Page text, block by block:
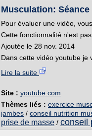
Musculation:
Pour évaluer une vidéo,
Cette fonctionnalité n'est
Ajoutée le 28 nov. 2014
Dans cette vidéo youtube je
Lire la suite
Site : youtube.com
Thèmes liés : exercice
jambes / conseil nutrition
prise de masse / conseil